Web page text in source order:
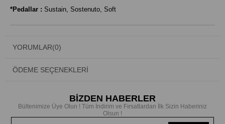
*Pedallar : Sustain, Sostenuto, Soft
YORUMLAR(0)
ÖDEME SEÇENEKLERI
BİZDEN HABERLER
Bültenimize Üye Olun ! Tüm İndirim ve Fırsatlardan İlk Sizin Haberiniz
Olsun !